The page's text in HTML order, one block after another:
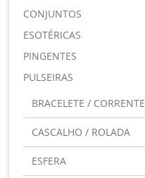
CONJUNTOS
ESOTÉRICAS
PINGENTES
PULSEIRAS
BRACELETE / CORRENTE
CASCALHO / ROLADA
ESFERA